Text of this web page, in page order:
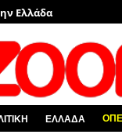
Ελλάδα
και όλη την Εύβοια
ΕΛΛΑΔΑ